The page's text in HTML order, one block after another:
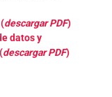
descargar PDF)
datos y
descargar PDF)